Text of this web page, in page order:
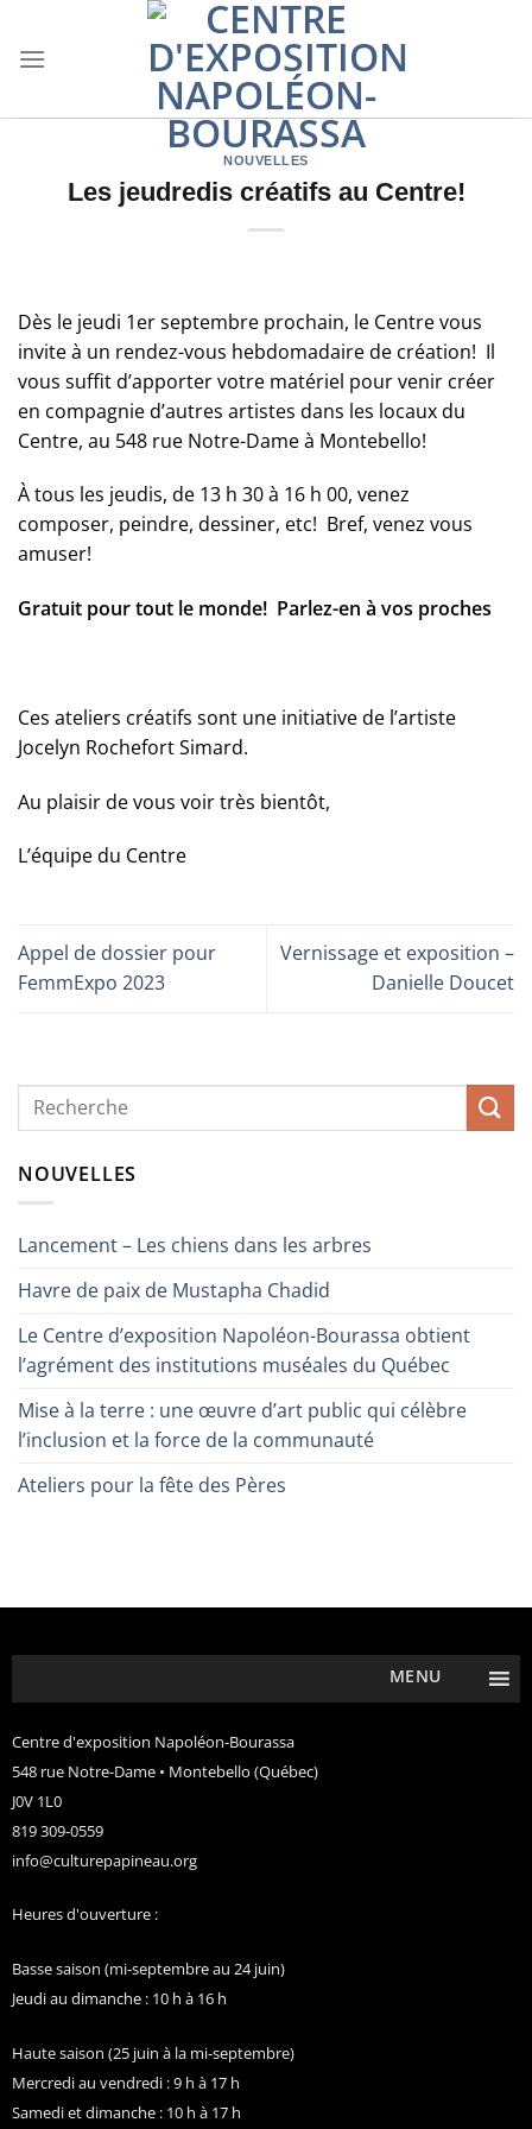
content
NOUVELLES
Les jeudredis créatifs au Centre!
Dès le jeudi 1er septembre prochain, le Centre vous
invite à un rendez-vous hebdomadaire de création! Il
vous suffit d’apporter votre matériel pour venir créer
en compagnie d’autres artistes dans les locaux du
Centre, au 548 rue Notre-Dame à Montebello!
À tous les jeudis, de 13 h 30 à 16 h 00, venez
composer, peindre, dessiner, etc! Bref, venez vous
amuser!
Gratuit pour tout le monde! Parlez-en à vos proches
Ces ateliers créatifs sont une initiative de l’artiste
Jocelyn Rochefort Simard.
Au plaisir de vous voir très bientôt,
L’équipe du Centre
Appel de dossier pour
FemmExpo 2023
Vernissage et exposition –
Danielle Doucet
NOUVELLES
Lancement – Les chiens dans les arbres
Havre de paix de Mustapha Chadid
Le Centre d’exposition Napoléon-Bourassa obtient
l’agrément des institutions muséales du Québec
Mise à la terre : une œuvre d’art public qui célèbre
l’inclusion et la force de la communauté
Ateliers pour la fête des Pères
MENU
Centre d'exposition Napoléon-Bourassa
548 rue Notre-Dame • Montebello (Québec)
J0V 1L0
819 309-0559
info@culturepapineau.org
Heures d'ouverture :
Basse saison (mi-septembre au 24 juin)
Jeudi au dimanche : 10 h à 16 h
Haute saison (25 juin à la mi-septembre)
Mercredi au vendredi : 9 h à 17 h
Samedi et dimanche : 10 h à 17 h